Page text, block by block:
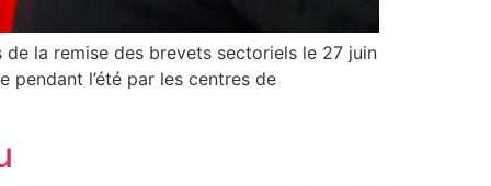
la remise des brevets sectoriels le 27 juin
pendant l’été par les centres de